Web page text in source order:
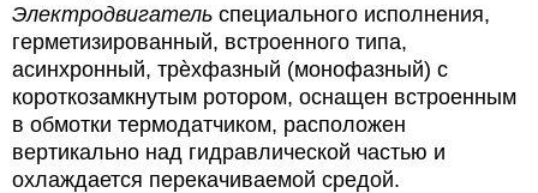
Электродвигатель специального исполнения,
герметизированный, встроенного типа,
асинхронный, трѐхфазный (монофазный) с
короткозамкнутым ротором, оснащен встроенным
в обмотки термодатчиком, расположен
вертикально над гидравлической частью и
охлаждается перекачиваемой средой.